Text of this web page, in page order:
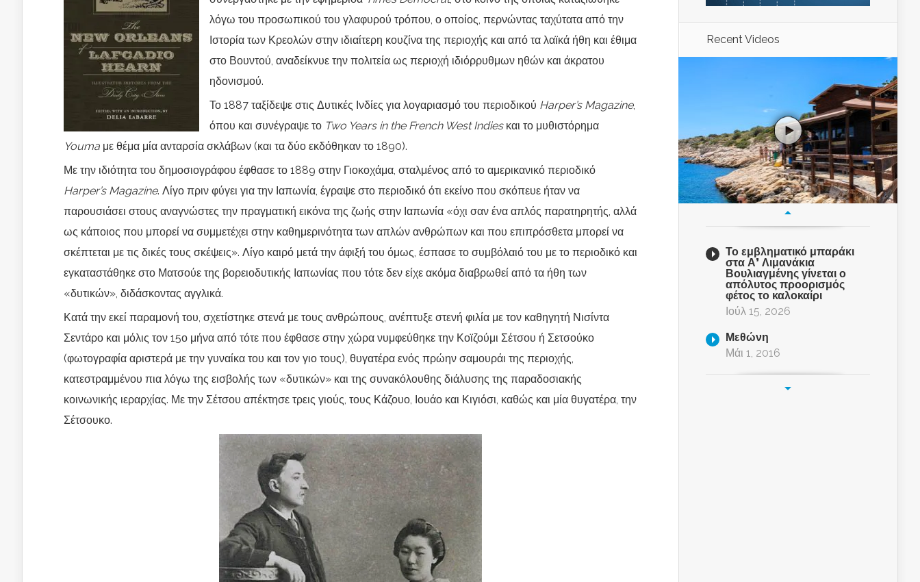
λόγω του προσωπικού του γλαφυρού τρόπου, ο οποίος, περνώντας ταχύτατα από την
Ιστορία των Κρεολών στην ιδιαίτερη κουζίνα της περιοχής και από τα λαϊκά ήθη και έθιμα
στο Βουντού, αναδείκνυε την πολιτεία ως περιοχή ιδιόρρυθμων ηθών και άκρατου
ηδονισμού.
Το 1887 ταξίδεψε στις Δυτικές Ινδίες για λογαριασμό του περιοδικού Harper’s Magazine,
όπου και συνέγραψε το Two Years in the French West Indiesκαι το μυθιστόρημα
Youma με θέμα μία ανταρσία σκλάβων (και τα δύο εκδόθηκαν το 1890).
Με την ιδιότητα του δημοσιογράφου έφθασε το 1889 στην Γιοκοχάμα, σταλμένος από το αμερικανικό περιοδικό
Harper’s Magazine. Λίγο πριν φύγει για την Ιαπωνία, έγραψε στο περιοδικό ότι εκείνο που σκόπευε ήταν να
παρουσιάσει στους αναγνώστες την πραγματική εικόνα της ζωής στην Ιαπωνία «όχι σαν ένα απλός παρατηρητής, αλλά
ως κάποιος που μπορεί να συμμετέχει στην καθημερινότητα των απλών ανθρώπων και που επιπρόσθετα μπορεί να
σκέπτεται με τις δικές τους σκέψεις». Λίγο καιρό μετά την άφιξή του όμως, έσπασε το συμβόλαιό του με το περιοδικό και
εγκαταστάθηκε στο Ματσούε της βορειοδυτικής Ιαπωνίας που τότε δεν είχε ακόμα διαβρωθεί από τα ήθη των
«δυτικών», διδάσκοντας αγγλικά.
Κατά την εκεί παραμονή του, σχετίστηκε στενά με τους ανθρώπους, ανέπτυξε στενή φιλία με τον καθηγητή Νισίντα
Σεντάρο και μόλις τον 15ο μήνα από τότε που έφθασε στην χώρα νυμφεύθηκε την Κοϊζούμι Σέτσου ή Σετσούκο
(φωτογραφία αριστερά με την γυναίκα του και τον γιο τους), θυγατέρα ενός πρώην σαμουράι της περιοχής,
κατεστραμμένου πια λόγω της εισβολής των «δυτικών» και της συνακόλουθης διάλυσης της παραδοσιακής
κοινωνικής ιεραρχίας. Με την Σέτσου απέκτησε τρεις γιούς, τους Κάζουο, Ιουάο και Κιγιόσι, καθώς και μία θυγατέρα, την
Σέτσουκο.
Recent Videos
Το εμβληματικό μπαράκι
στα Α’ Λιμανάκια
Βουλιαγμένης γίνεται ο
απόλυτος προορισμός
φέτος το καλοκαίρι
Ιούλ 15, 2026
Μεθώνη
Μάι 1, 2016